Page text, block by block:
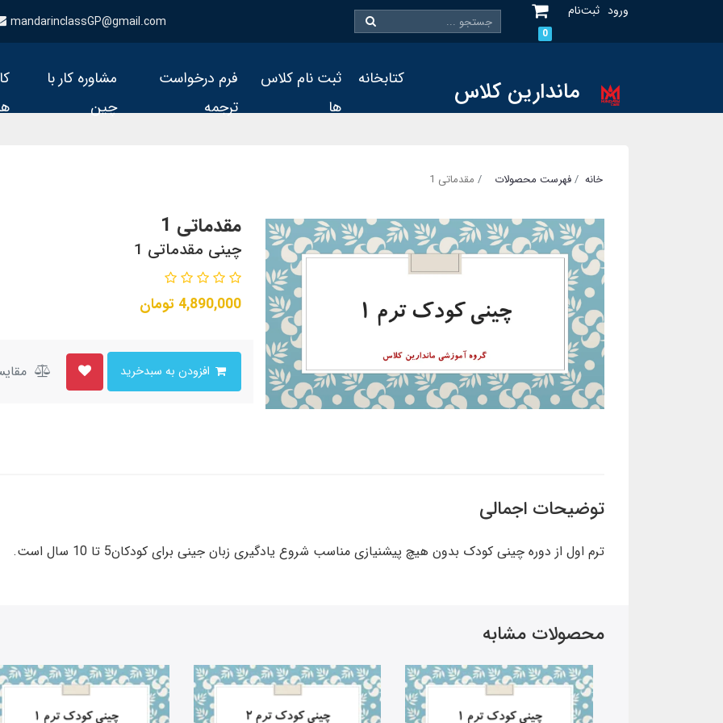
ورود ثبت‌نام
0
mandarinclassGP@gmail.com
ماندارین کلاس کتابخانه
ثبت نام کلاس
ها
فرم درخواست
ترجمه
مشاوره کار با
چین
خانه فهرست محصولات مقدماتی 1
مقدماتی 1
چینی مقدماتی 1
4,890,000 تومان
توضیحات اجمالی
ترم اول از دوره چینی کودک بدون هیچ پیشنیازی مناسب شروع یادگیری زبان جینی برای کودکان5 تا 10 سال است.
محصولات مشابه